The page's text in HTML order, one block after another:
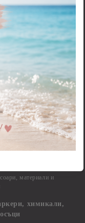
- до 6,00 см
- 7,00 - 15,00 см
- над 15,00 см
материали
и аксесоари
материали и
химикали,